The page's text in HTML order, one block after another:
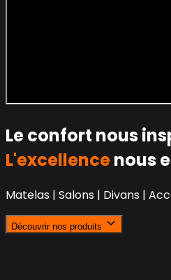
Le confort nous
L'excellencenous
Matelas | Salons | Divans |
Découvrir nos produits